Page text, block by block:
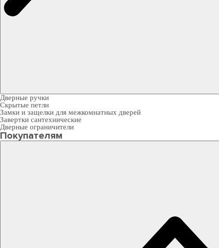
Дверные ручки
Скрытые петли
Замки и защелки для межкомнатных дверей
Завертки сантехнические
Дверные ограничители
Покупателям